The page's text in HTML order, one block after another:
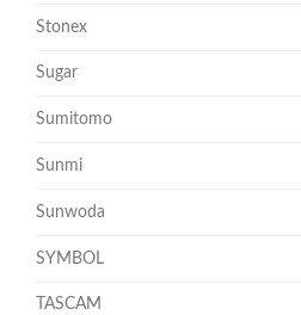
Stonex
Sugar
Sumitomo
Sunmi
Sunwoda
SYMBOL
TASCAM